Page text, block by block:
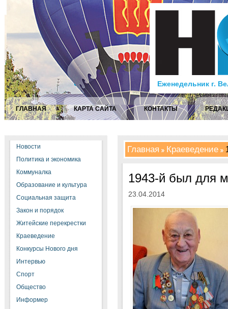
Еженедельник г.
ГЛАВНАЯ КАРТА САЙТА КОНТАКТЫ
Новости
Политика и экономика
Коммуналка
Образование и культура
Социальная защита
Закон и порядок
Житейские перекрестки
Краеведение
Конкурсы Нового дня
Интервью
Спорт
Общество
Информер
Главная Краеведение
1943-й был для
23.04.2014